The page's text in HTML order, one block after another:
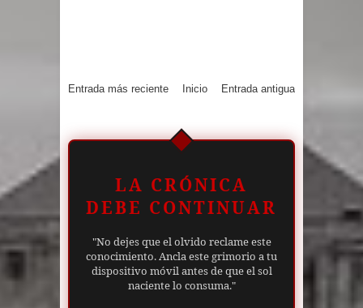
Entrada más reciente Entrada antigua
Inicio
LA CRÓNICA
DEBE CONTINUAR
"No dejes que el olvido reclame este
conocimiento. Ancla este grimorio a tu
dispositivo móvil antes de que el sol
naciente lo consuma."